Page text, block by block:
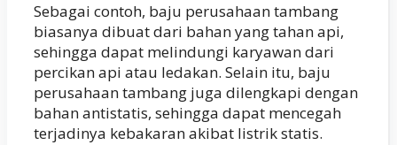
Sebagai contoh, baju perusahaan tambang
biasanya dibuat dari bahan yang tahan api,
sehingga dapat melindungi karyawan dari
percikan api atau ledakan. Selain itu, baju
perusahaan tambang juga dilengkapi dengan
bahan antistatis, sehingga dapat mencegah
terjadinya kebakaran akibat listrik statis.